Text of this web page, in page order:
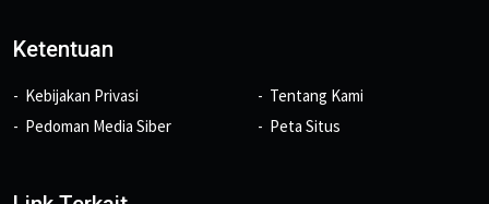
Ketentuan
Kebijakan Privasi
Pedoman Media Siber
Tentang Kami
Peta Situs